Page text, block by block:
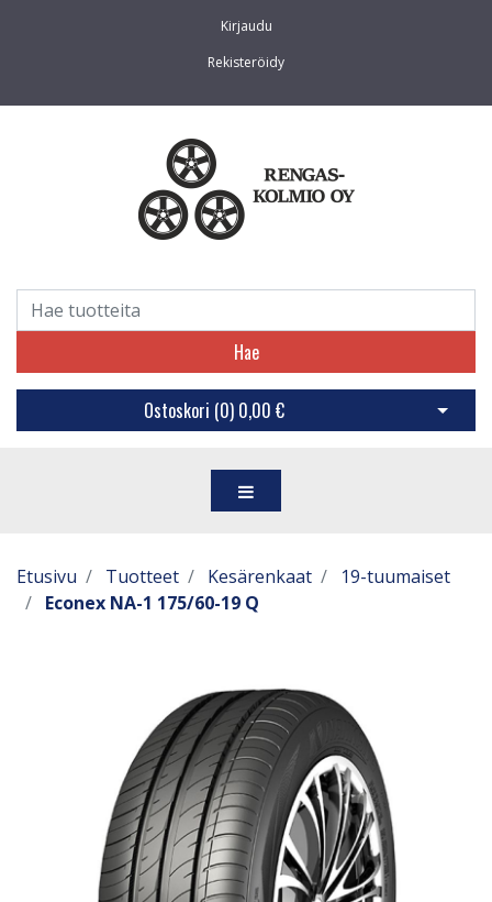
Kirjaudu
Rekisteröidy
Hae
Ostoskori (0) 0,00 € Avaa
Etusivu Tuotteet Kesärenkaat
19-tuumaiset
Econex NA-1 175/60-19 Q